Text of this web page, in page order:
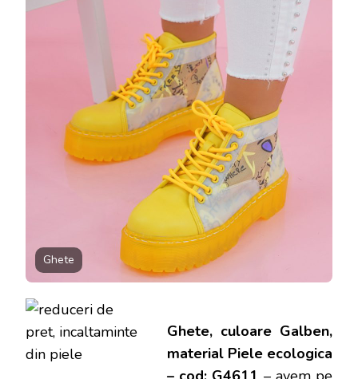
Ghete
Ghete, culoare Galben,
material Piele ecologica